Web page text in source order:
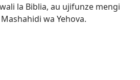
la Biblia, au ujifunze mengi
wa Yehova.